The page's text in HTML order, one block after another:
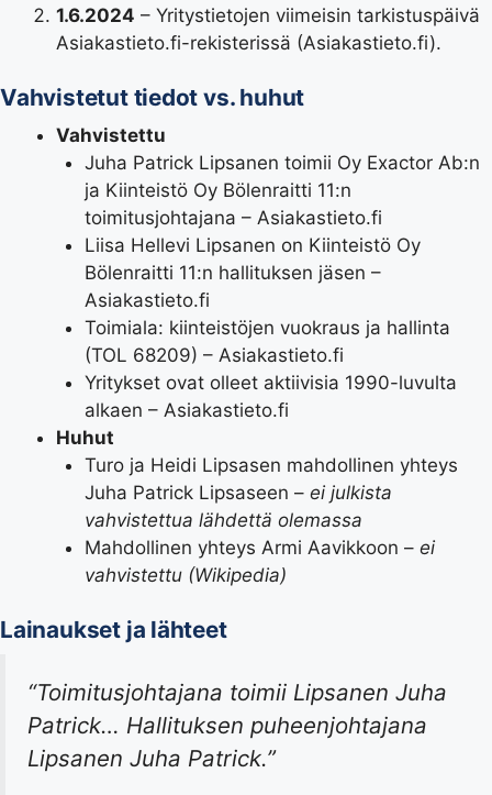
1.6.2024 – Yritystietojen viimeisin tarkistuspäivä
Asiakastieto.fi-rekisterissä (Asiakastieto.fi).
Vahvistetut tiedot vs. huhut
Vahvistettu
Juha Patrick Lipsanen toimii Oy Exactor Ab:n
ja Kiinteistö Oy Bölenraitti 11:n
toimitusjohtajana – Asiakastieto.fi
Liisa Hellevi Lipsanen on Kiinteistö Oy
Bölenraitti 11:n hallituksen jäsen –
Asiakastieto.fi
Toimiala: kiinteistöjen vuokraus ja hallinta
(TOL 68209) – Asiakastieto.fi
Yritykset ovat olleet aktiivisia 1990-luvulta
alkaen – Asiakastieto.fi
Huhut
Turo ja Heidi Lipsasen mahdollinen yhteys
Juha Patrick Lipsaseen – ei julkista
vahvistettua lähdettä olemassa
Mahdollinen yhteys Armi Aavikkoon – ei
vahvistettu (Wikipedia)
Lainaukset ja lähteet
“Toimitusjohtajana toimii Lipsanen Juha
Patrick… Hallituksen puheenjohtajana
Lipsanen Juha Patrick.”